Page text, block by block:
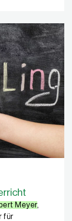
Meyer,
für